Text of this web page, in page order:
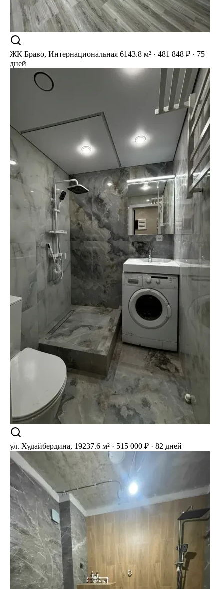
ЖК Браво, Интернациональная 6143.8 м² · 481 848 ₽ · 75
дней
ул. Худайбердина, 19237.6 м² · 515 000 ₽ · 82 дней